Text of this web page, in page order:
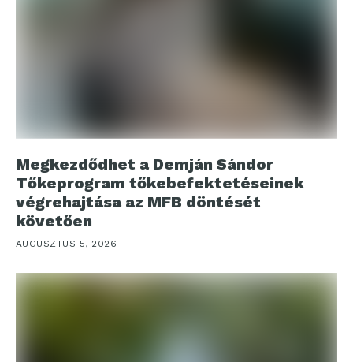
Megkezdődhet a Demján Sándor
Tőkeprogram tőkebefektetéseinek
végrehajtása az MFB döntését
követően
AUGUSZTUS 5, 2026